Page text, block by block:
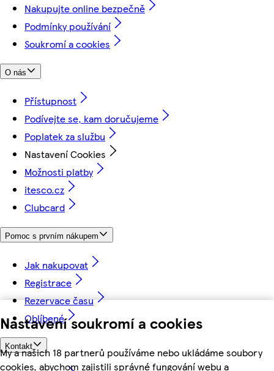
Nastavení soukromí a cookies
My a našich 18 partnerů používáme nebo ukládáme soubory
cookies, abychom zajistili správné fungování webu a
Nakupujte online bezpečně
Podmínky používání
Soukromí a cookies
O nás
Přístupnost
Podívejte se, kam doručujeme
Poplatek za službu
Nastavení Cookies
Možnosti platby
itesco.cz
Clubcard
Pomoc s prvním nákupem
Jak nakupovat
Registrace
Rezervace času
Oblíbené
Kontakt